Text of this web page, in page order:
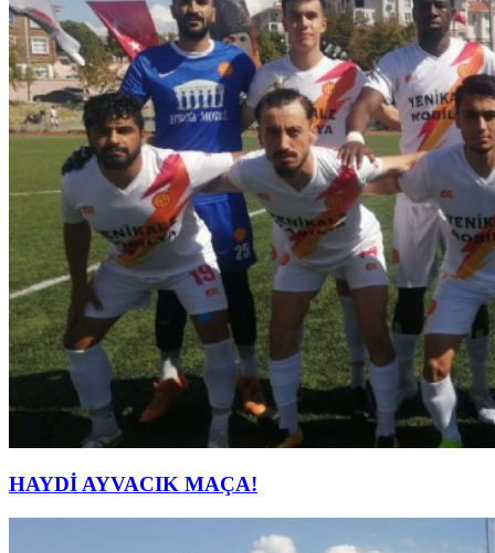
HAYDİ AYVACIK MAÇA!